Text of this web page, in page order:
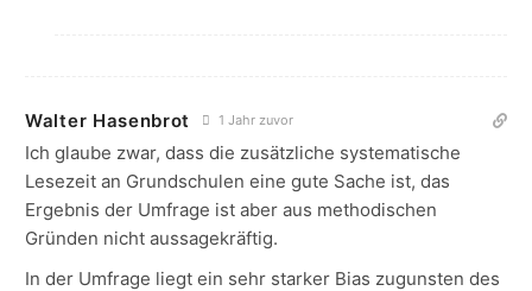
Walter Hasenbrot 1 Jahr zuvor
Ich glaube zwar, dass die zusätzliche systematische
Lesezeit an Grundschulen eine gute Sache ist, das
Ergebnis der Umfrage ist aber aus methodischen
Gründen nicht aussagekräftig.
In der Umfrage liegt ein sehr starker Bias zugunsten des